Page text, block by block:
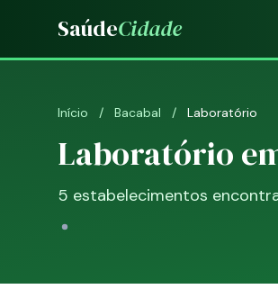
SaúdeCidade
Início / Bacabal / Laboratório
Laboratório
5 estabelecimentos